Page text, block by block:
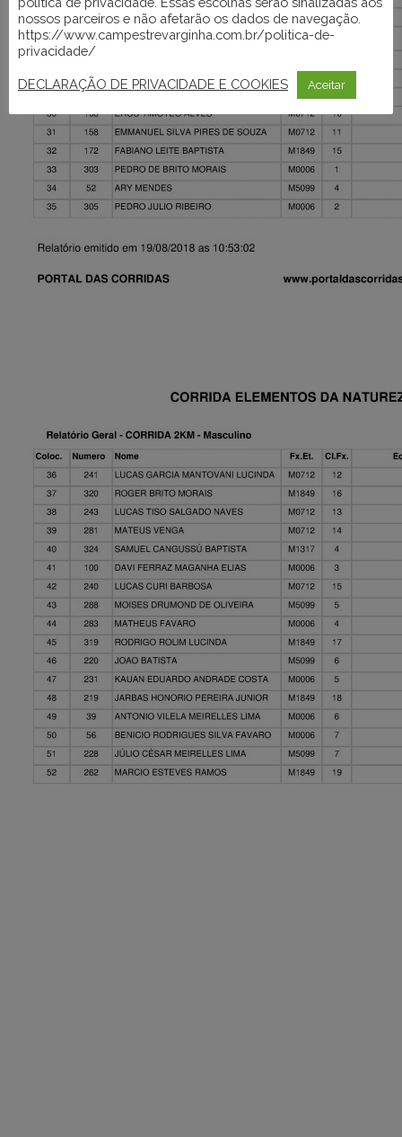
nossos parceiros e não afetarão os dados de navegação.
https://www.campestrevarginha.com.br/politica-de-
privacidade/
DECLARAÇÃO DE PRIVACIDADE E COOKIES Aceitar